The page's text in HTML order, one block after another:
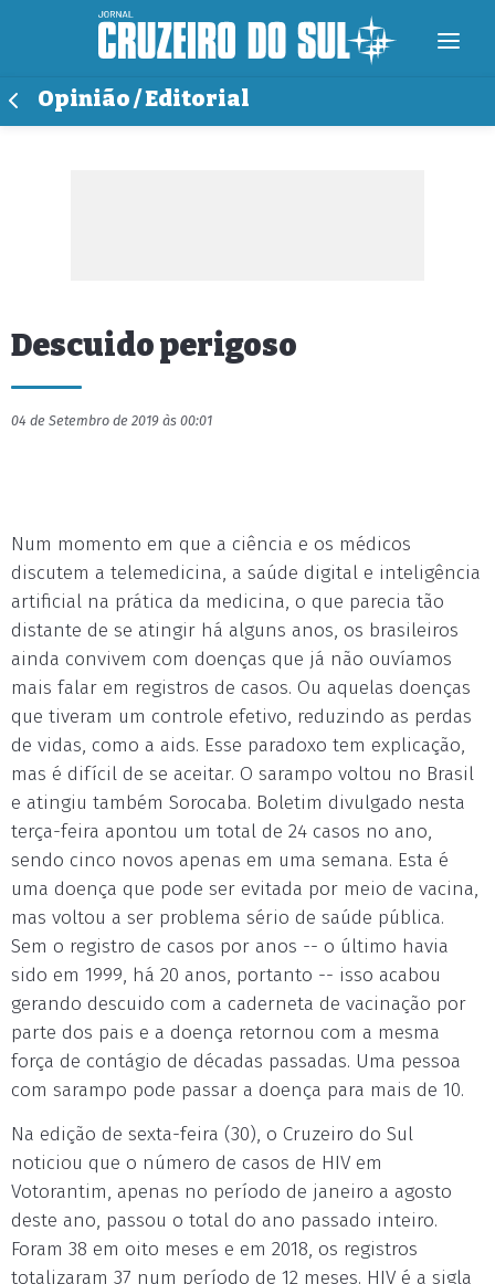
Opinião / Editorial
Descuido perigoso
04 de Setembro de 2019 às 00:01
Num momento em que a ciência e os médicos
discutem a telemedicina, a saúde digital e inteligência
artificial na prática da medicina, o que parecia tão
distante de se atingir há alguns anos, os brasileiros
ainda convivem com doenças que já não ouvíamos
mais falar em registros de casos. Ou aquelas doenças
que tiveram um controle efetivo, reduzindo as perdas
de vidas, como a aids. Esse paradoxo tem explicação,
mas é difícil de se aceitar. O sarampo voltou no Brasil
e atingiu também Sorocaba. Boletim divulgado nesta
terça-feira apontou um total de 24 casos no ano,
sendo cinco novos apenas em uma semana. Esta é
uma doença que pode ser evitada por meio de vacina,
mas voltou a ser problema sério de saúde pública.
Sem o registro de casos por anos -- o último havia
sido em 1999, há 20 anos, portanto -- isso acabou
gerando descuido com a caderneta de vacinação por
parte dos pais e a doença retornou com a mesma
força de contágio de décadas passadas. Uma pessoa
com sarampo pode passar a doença para mais de 10.
Na edição de sexta-feira (30), o Cruzeiro do Sul
noticiou que o número de casos de HIV em
Votorantim, apenas no período de janeiro a agosto
deste ano, passou o total do ano passado inteiro.
Foram 38 em oito meses e em 2018, os registros
totalizaram 37 num período de 12 meses. HIV é a sigla